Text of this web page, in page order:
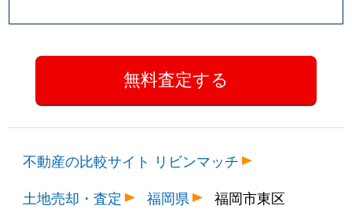
不動産の比較サイト リビンマッチ
土地売却・査定
福岡県 福岡市東区